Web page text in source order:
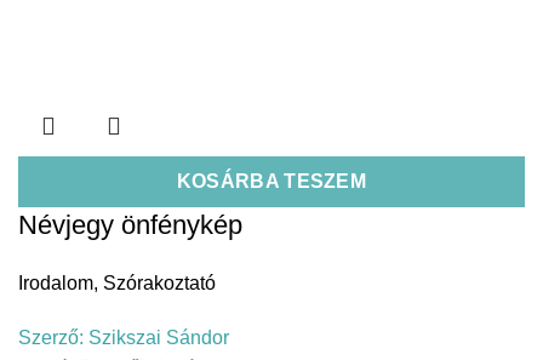
KOSÁRBA TESZEM
Névjegy önfénykép
Irodalom, Szórakoztató
Szerző: Szikszai Sándor